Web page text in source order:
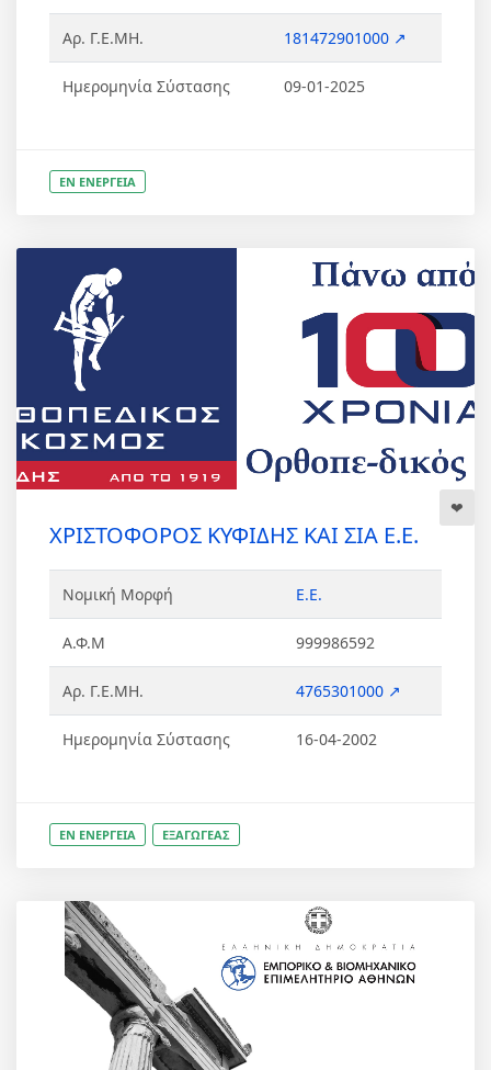
Αρ. Γ.Ε.ΜΗ. 181472901000 ↗
Ημερομηνία Σύστασης 09-01-2025
ΕΝ ΕΝΕΡΓΕΙΑ
ΧΡΙΣΤΟΦΟΡΟΣ ΚΥΦΙΔΗΣ ΚΑΙ ΣΙΑ Ε.Ε.
Νομική Μορφή Ε.Ε.
Α.Φ.Μ 999986592
Αρ. Γ.Ε.ΜΗ. 4765301000 ↗
Ημερομηνία Σύστασης 16-04-2002
ΕΝ ΕΝΕΡΓΕΙΑ ΕΞΑΓΩΓΕΑΣ